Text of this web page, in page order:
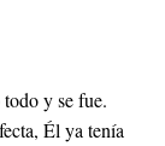
y se fue.
Él ya tenía